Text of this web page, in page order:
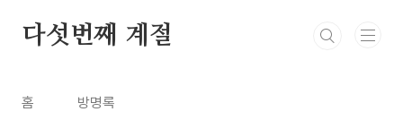
다섯번째 계절
홈 방명록